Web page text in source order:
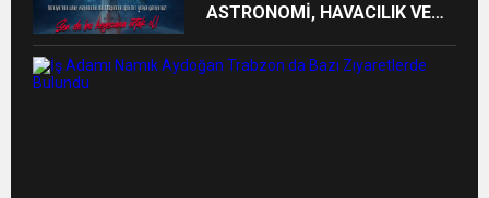
ASTRONOMİ, HAVACILIK VE
YARIŞACAK